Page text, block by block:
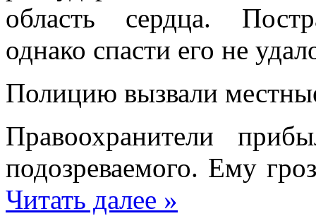
область сердца.
однако спасти его не
Полицию вызвали
Правоохранители
подозреваемого. Ему
Читать далее »